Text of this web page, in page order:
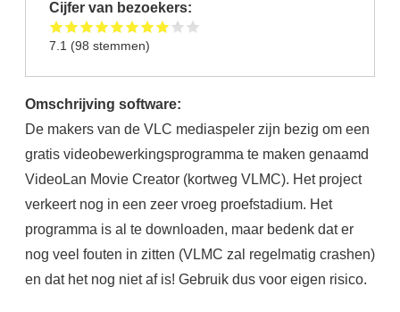
Cijfer van bezoekers:
7.1 (98 stemmen)
Omschrijving software:
De makers van de VLC mediaspeler zijn bezig om een
gratis videobewerkingsprogramma te maken genaamd
VideoLan Movie Creator (kortweg VLMC). Het project
verkeert nog in een zeer vroeg proefstadium. Het
programma is al te downloaden, maar bedenk dat er
nog veel fouten in zitten (VLMC zal regelmatig crashen)
en dat het nog niet af is! Gebruik dus voor eigen risico.